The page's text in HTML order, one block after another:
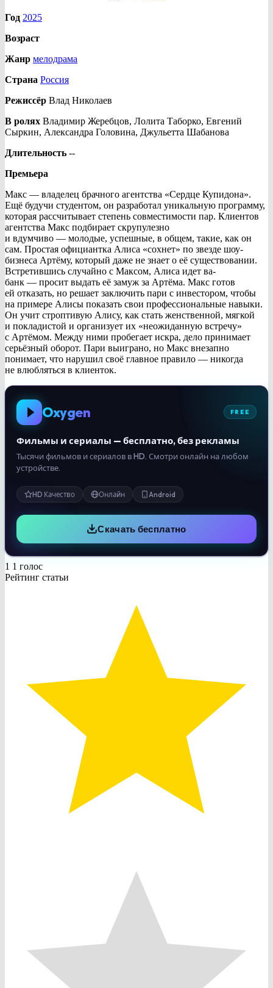
Год 2025
Возраст
Жанр мелодрама
Страна Россия
Режиссёр Влад Николаев
В ролях Владимир Жеребцов, Лолита Таборко, Евгений
Сыркин, Александра Головина, Джульетта Шабанова
Длительность --
Премьера
Макс — владелец брачного агентства «Сердце Купидона».
Ещё будучи студентом, он разработал уникальную программу,
которая рассчитывает степень совместимости пар. Клиентов
агентства Макс подбирает скрупулезно
и вдумчиво — молодые, успешные, в общем, такие, как он
сам. Простая официантка Алиса «сохнет» по звезде шоу-
бизнеса Артёму, который даже не знает о её существовании.
Встретившись случайно с Максом, Алиса идет ва-
банк — просит выдать её замуж за Артёма. Макс готов
ей отказать, но решает заключить пари с инвестором, чтобы
на примере Алисы показать свои профессиональные навыки.
Он учит строптивую Алису, как стать женственной, мягкой
и покладистой и организует их «неожиданную встречу»
с Артёмом. Между ними пробегает искра, дело принимает
серьёзный оборот. Пари выиграно, но Макс внезапно
понимает, что нарушил своё главное правило — никогда
не влюбляться в клиенток.
Oxygen FREE
Фильмы и сериалы — бесплатно, без рекламы
Тысячи фильмов и сериалов в HD. Смотри онлайн на любом
устройстве.
HD Качество Онлайн Android
Скачать бесплатно
1 1 голос
Рейтинг статьи